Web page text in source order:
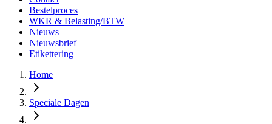
Bestelproces
WKR & Belasting/BTW
Nieuws
Nieuwsbrief
Etikettering
Home
Speciale Dagen